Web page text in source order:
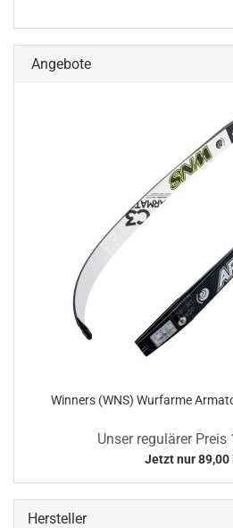
Angebote
Winners (WNS) Wurfarme
Unser regulärer Preis
Jetzt nur 89,00
Hersteller